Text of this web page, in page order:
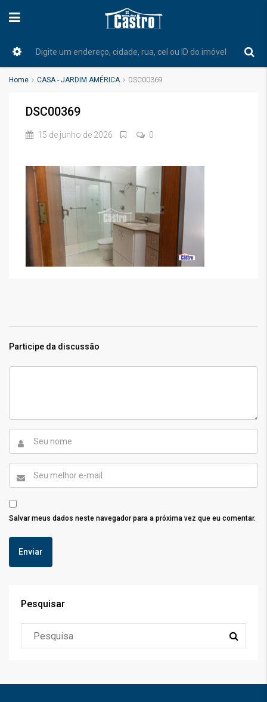
Home CASA - JARDIM AMÉRICA DSC00369
DSC00369
15 de junho de 2026 0
Participe da discussão
Salvar meus dados neste navegador para a próxima vez que eu comentar.
Pesquisar